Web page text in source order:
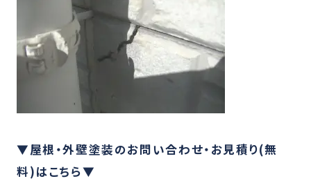
▼屋根・外壁塗装のお問い合わせ・お見積り(無
料)はこちら▼